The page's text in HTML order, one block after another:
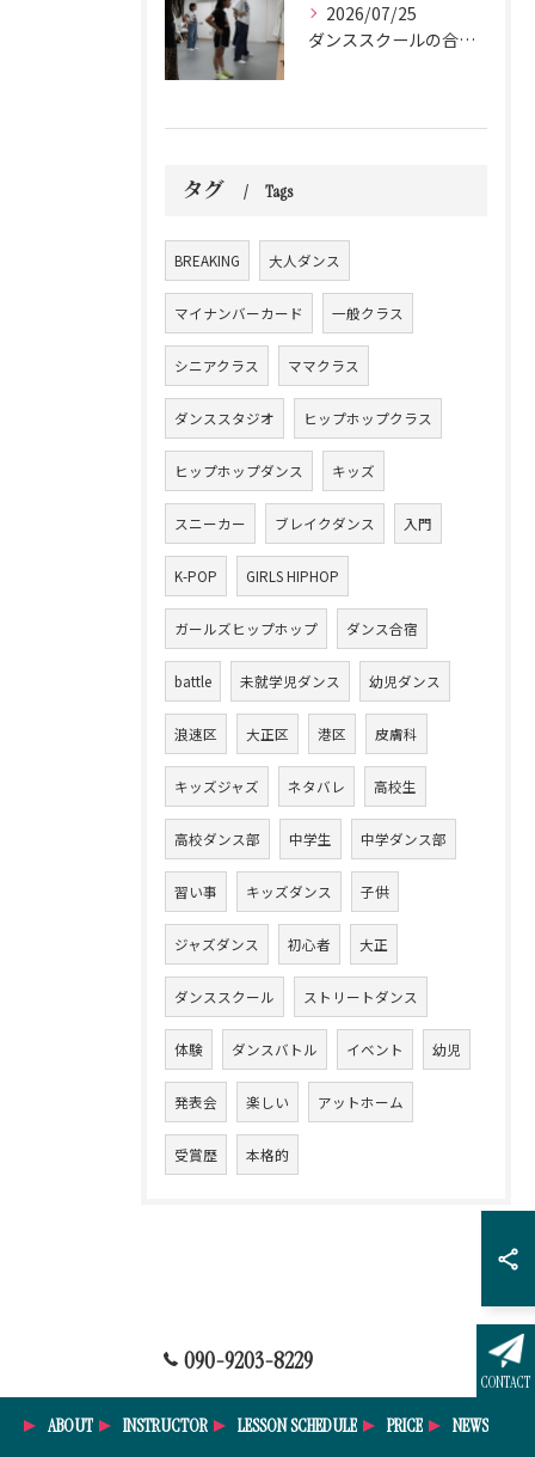
2026/07/25
ダンススクールの合同レッスンで大阪府大阪市浪速区で初心者も安心して始められる方法
タグ Tags
BREAKING 大人ダンス
マイナンバーカード 一般クラス
シニアクラス ママクラス
ダンススタジオ ヒップホップクラス
ヒップホップダンス キッズ
スニーカー ブレイクダンス 入門
K-POP GIRLS HIPHOP
ガールズヒップホップ ダンス合宿
battle 未就学児ダンス 幼児ダンス
浪速区 大正区 港区 皮膚科
キッズジャズ ネタバレ 高校生
高校ダンス部 中学生 中学ダンス部
習い事 キッズダンス 子供
ジャズダンス 初心者 大正
ダンススクール ストリートダンス
体験 ダンスバトル イベント 幼児
発表会 楽しい アットホーム
受賞歴 本格的
090-9203-8229
CONTACT
ABOUT INSTRUCTOR LESSON SCHEDULE PRICE NEWS